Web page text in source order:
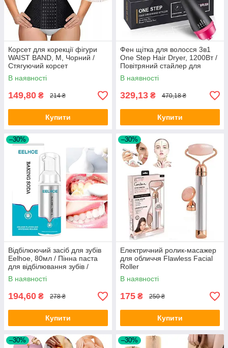
Корсет для корекції фігури
WAIST BAND, M, Чорний /
Стягуючий корсет
В наявності
149,80 ₴ 214 ₴
Купити
Фен щітка для волосся 3в1
One Step Hair Dryer, 1200Вт /
Повітряний стайлер для
укладання та сушіння
волосся / Фен-гребінець
В наявності
329,13 ₴ 470,18 ₴
Купити
–30%
Відбілюючий засіб для зубів
Eelhoe, 80мл / Пінна паста
для відбілювання зубів /
Паста для знезаражування
В наявності
194,60 ₴ 278 ₴
Купити
–30%
Електричний ролик-масажер
для обличчя Flawless Facial
Roller
В наявності
175 ₴ 250 ₴
Купити
–30% –30%